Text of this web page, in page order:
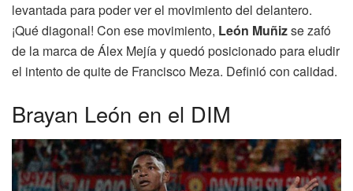
levantada para poder ver el movimiento del delantero.
¡Qué diagonal! Con ese movimiento, León Muñizse zafó
de la marca de Álex Mejía y quedó posicionado para eludir
el intento de quite de Francisco Meza. Definió con calidad.
Brayan León en el DIM